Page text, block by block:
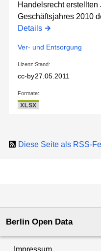
Handelsrecht
Geschäftsjahres 2010
Details
Ver- und Entsorgung
Lizenz:
cc-by
Stand:
27.05.2011
Formate:
XLSX
Diese Seite als RSS-
Berlin Open Data